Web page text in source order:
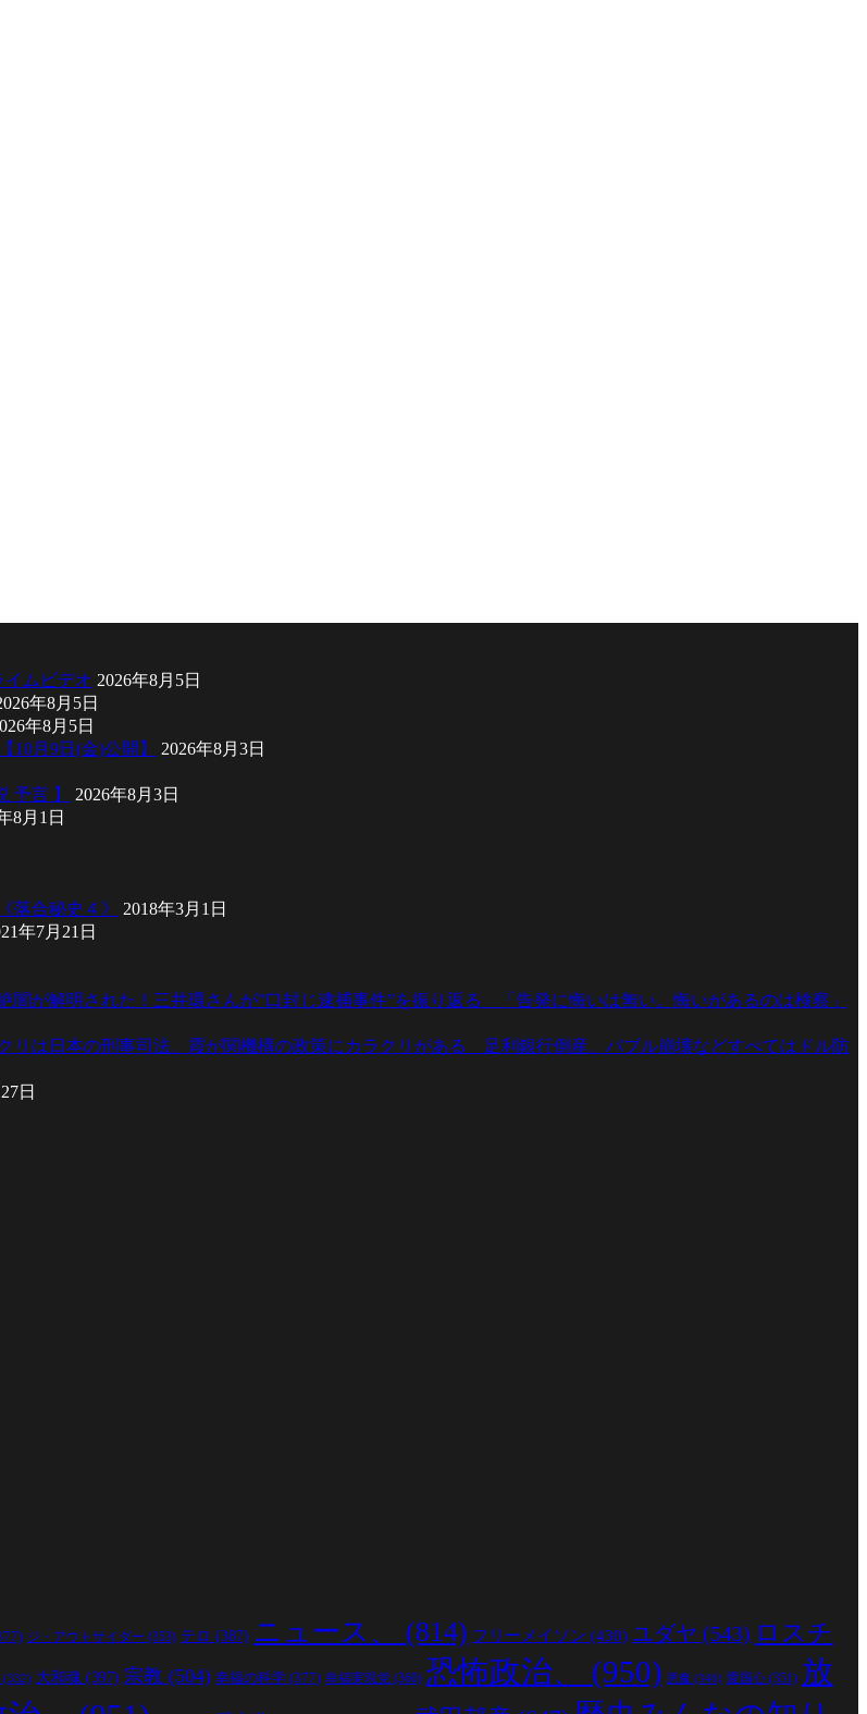
イムビデオ 2026年8月5日
年8月5日
年8月5日
月9日(金)公開】
2026年8月3日
予言 】
2026年8月3日
8月1日
落合秘史４》
2018年3月1日
年7月21日
が解明された！三井環さんが”口封じ逮捕事件”を振り返る 「告発に悔いは無い。悔いがあるのは検察」
リは日本の刑事司法、霞が関機構の政策にカラクリがある 足利銀行倒産、バブル崩壊などすべてはドル防
日
ジ・アウトサイダー (353) テロ (387) ニュース、 (814) フリーメイソン (430) ユダヤ (543) ロスチ
(332) 大和魂 (397) 宗教 (504) 幸福の科学 (377) 幸福実現党 (360) 恐怖政治、 (950) 悪魔 (340) 愛国心 (351) 放